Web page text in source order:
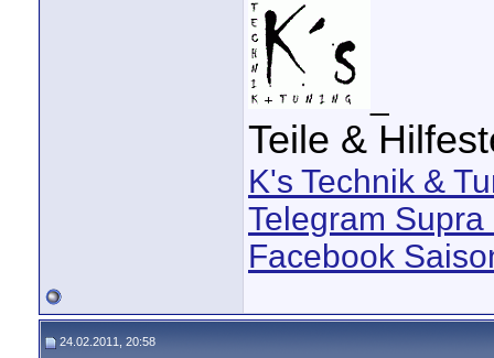
Teile &
K's Technik &
Telegram
Facebook
24.02.2011, 20:58